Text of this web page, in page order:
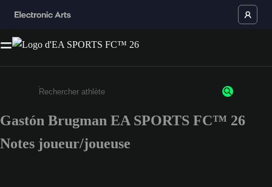
Saisissez au moins 3 caractères ou chiffres.
Gastón Brugman EA SPORTS FC™ 26
Notes joueur/joueuse